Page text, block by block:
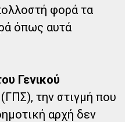
φορά τα
όπως αυτά
Γενικού
(ΓΠΣ), την στιγμή που
αρχή δεν